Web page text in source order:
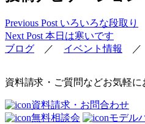
Previous Postいろいろな段取り
Next Post本日は寒いです
ブログ ／ イベント情報
資料請求・ご質問などお気軽
資料請求・お問合わせ
無料相談会
モデル